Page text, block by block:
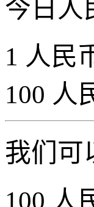
今日人
1 人民
100 人
我们可
100 人